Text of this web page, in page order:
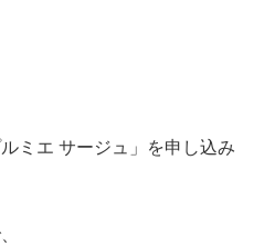
ミエ サージュ」を申し込み